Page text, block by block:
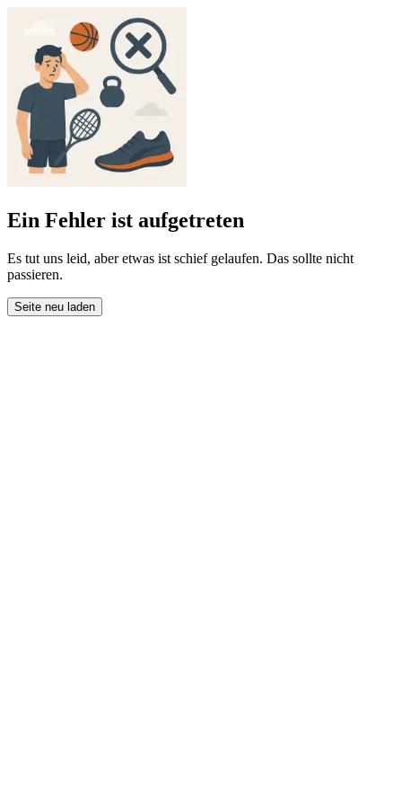
Ein Fehler ist aufgetreten
Es tut uns leid, aber etwas ist schief gelaufen. Das sollte nicht
passieren.
Seite neu laden